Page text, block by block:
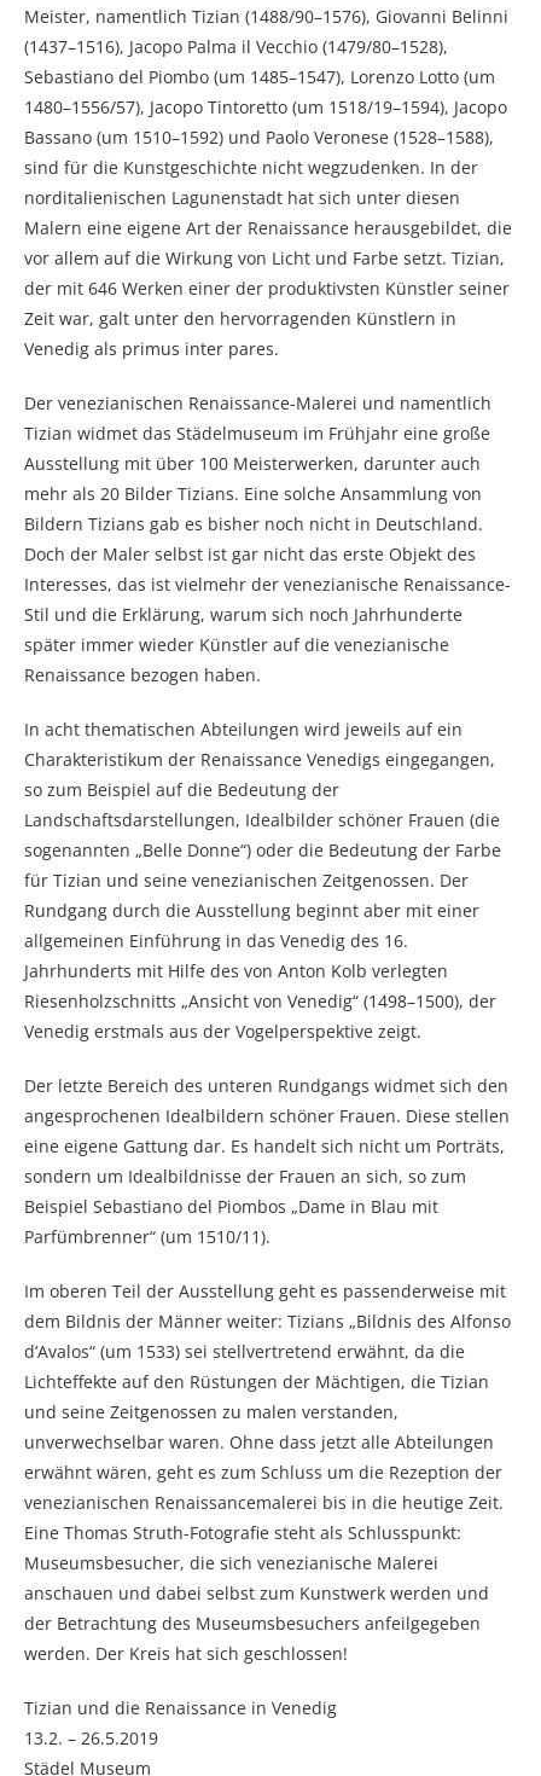
Meister, namentlich Tizian (1488/90–1576), Giovanni Belinni
(1437–1516), Jacopo Palma il Vecchio (1479/80–1528),
Sebastiano del Piombo (um 1485–1547), Lorenzo Lotto (um
1480–1556/57), Jacopo Tintoretto (um 1518/19–1594), Jacopo
Bassano (um 1510–1592) und Paolo Veronese (1528–1588),
sind für die Kunstgeschichte nicht wegzudenken. In der
norditalienischen Lagunenstadt hat sich unter diesen
Malern eine eigene Art der Renaissance herausgebildet, die
vor allem auf die Wirkung von Licht und Farbe setzt. Tizian,
der mit 646 Werken einer der produktivsten Künstler seiner
Zeit war, galt unter den hervorragenden Künstlern in
Venedig als primus inter pares.
Der venezianischen Renaissance-Malerei und namentlich
Tizian widmet das Städelmuseum im Frühjahr eine große
Ausstellung mit über 100 Meisterwerken, darunter auch
mehr als 20 Bilder Tizians. Eine solche Ansammlung von
Bildern Tizians gab es bisher noch nicht in Deutschland.
Doch der Maler selbst ist gar nicht das erste Objekt des
Interesses, das ist vielmehr der venezianische Renaissance-
Stil und die Erklärung, warum sich noch Jahrhunderte
später immer wieder Künstler auf die venezianische
Renaissance bezogen haben.
In acht thematischen Abteilungen wird jeweils auf ein
Charakteristikum der Renaissance Venedigs eingegangen,
so zum Beispiel auf die Bedeutung der
Landschaftsdarstellungen, Idealbilder schöner Frauen (die
sogenannten „Belle Donne“) oder die Bedeutung der Farbe
für Tizian und seine venezianischen Zeitgenossen. Der
Rundgang durch die Ausstellung beginnt aber mit einer
allgemeinen Einführung in das Venedig des 16.
Jahrhunderts mit Hilfe des von Anton Kolb verlegten
Riesenholzschnitts „Ansicht von Venedig“ (1498–1500), der
Venedig erstmals aus der Vogelperspektive zeigt.
Der letzte Bereich des unteren Rundgangs widmet sich den
angesprochenen Idealbildern schöner Frauen. Diese stellen
eine eigene Gattung dar. Es handelt sich nicht um Porträts,
sondern um Idealbildnisse der Frauen an sich, so zum
Beispiel Sebastiano del Piombos „Dame in Blau mit
Parfümbrenner“ (um 1510/11).
Im oberen Teil der Ausstellung geht es passenderweise mit
dem Bildnis der Männer weiter: Tizians „Bildnis des Alfonso
d’Avalos“ (um 1533) sei stellvertretend erwähnt, da die
Lichteffekte auf den Rüstungen der Mächtigen, die Tizian
und seine Zeitgenossen zu malen verstanden,
unverwechselbar waren. Ohne dass jetzt alle Abteilungen
erwähnt wären, geht es zum Schluss um die Rezeption der
venezianischen Renaissancemalerei bis in die heutige Zeit.
Eine Thomas Struth-Fotografie steht als Schlusspunkt:
Museumsbesucher, die sich venezianische Malerei
anschauen und dabei selbst zum Kunstwerk werden und
der Betrachtung des Museumsbesuchers anfeilgegeben
werden. Der Kreis hat sich geschlossen!
Tizian und die Renaissance in Venedig
13.2. – 26.5.2019
Städel Museum